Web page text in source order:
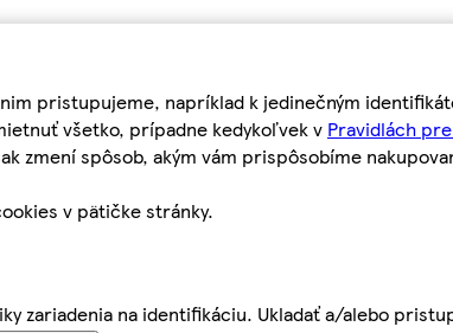
pristupujeme, napríklad k jedinečným
všetko, prípadne kedykoľvek v Pravidlách
zmení spôsob, akým vám prispôsobíme
v pätičke stránky.
zariadenia na identifikáciu. Ukladať a/alebo